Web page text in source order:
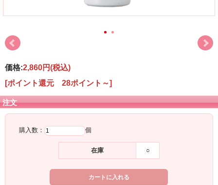
価格:2,860円(税込)
[ポイント還元 28ポイント～]
注文
購入数： 個
在庫 ○